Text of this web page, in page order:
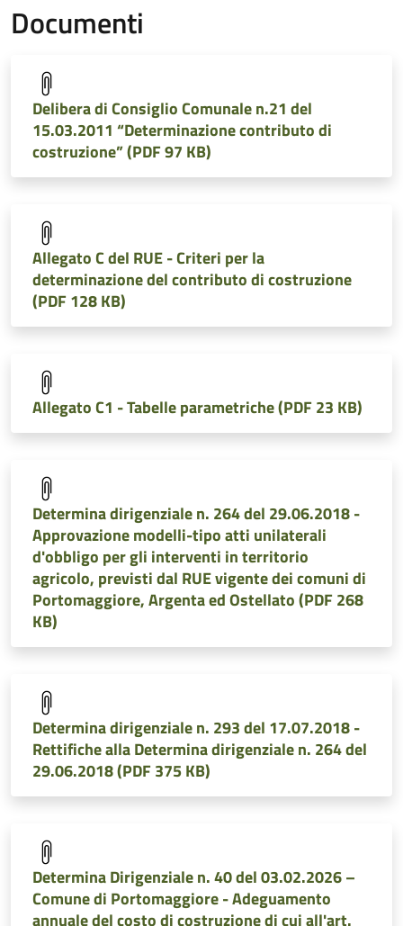
Documenti
Delibera di Consiglio Comunale n.21 del
15.03.2011 “Determinazione contributo di
costruzione” (PDF 97 KB)
Allegato C del RUE - Criteri per la
determinazione del contributo di costruzione
(PDF 128 KB)
Allegato C1 - Tabelle parametriche (PDF 23 KB)
Determina dirigenziale n. 264 del 29.06.2018 -
Approvazione modelli-tipo atti unilaterali
d'obbligo per gli interventi in territorio
agricolo, previsti dal RUE vigente dei comuni di
Portomaggiore, Argenta ed Ostellato (PDF 268
KB)
Determina dirigenziale n. 293 del 17.07.2018 -
Rettifiche alla Determina dirigenziale n. 264 del
29.06.2018 (PDF 375 KB)
Determina Dirigenziale n. 40 del 03.02.2026 –
Comune di Portomaggiore - Adeguamento
annuale del costo di costruzione di cui all'art.